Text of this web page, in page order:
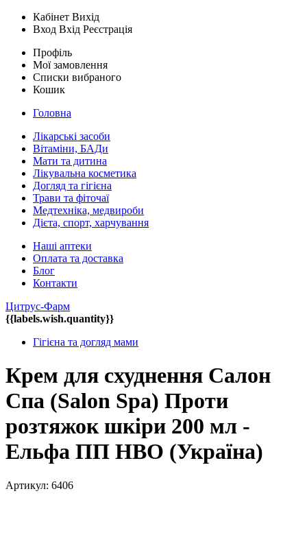
Кабінет Вихід
Вход Вхід Реєстрація
Профіль
Мої замовлення
Списки вибраного
Кошик
Головна
Лікарські засоби
Вітаміни, БАДи
Мати та дитина
Лікувальна косметика
Догляд та гігієна
Трави та фіточаї
Медтехніка, медвироби
Дієта, спорт, харчування
Наші аптеки
Оплата та доставка
Блог
Контакти
Цитрус-Фарм
{{labels.wish.quantity}}
Гігієна та догляд мами
Крем для схуднення Салон
Спа (Salon Spa) Проти
розтяжок шкіри 200 мл -
Ельфа ПП НВО (Україна)
Артикул: 6406